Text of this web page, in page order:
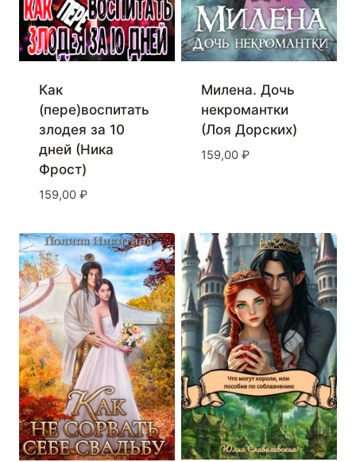
Как
(пере)воспитать
злодея за 10
дней (Ника
Фрост)
159,00 ₽
Милена. Дочь
некромантки
(Лоя Дорских)
159,00 ₽